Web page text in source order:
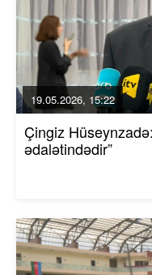
19.05.2026, 15:22
Çingiz
ədalətindədir”